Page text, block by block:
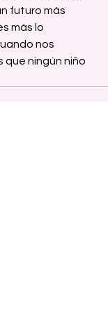
futuro más
más lo
nos
que ningún niño